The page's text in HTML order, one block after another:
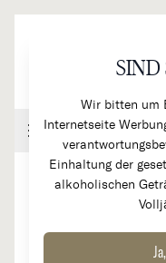
SIND
Wir bitten um
Internetseite
Einhaltung der
alkoholischen
Handel &
Domaine